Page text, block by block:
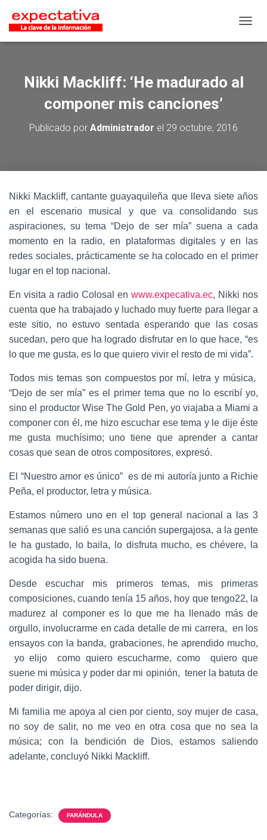
Nikki Mackliff: ‘He madurado al
componer mis canciones’
Publicado por Administrador el 29 octubre, 2016
Nikki Mackliff, cantante guayaquileña que lleva siete años
en el escenario musical y que va consolidando sus
aspiraciones, su tema “Dejo de ser mía” suena a cada
momento en la radio, en plataformas digitales y en las
redes sociales, prácticamente se ha colocado en el primer
lugar en el top nacional.
En visita a radio Colosal en www.expecativa.ec, Nikki nos
cuenta que ha trabajado y luchado muy fuerte para llegar a
este sitio, no estuvo sentada esperando que las cosas
sucedan, pero que ha logrado disfrutar en lo que hace, “es
lo que me gusta, es lo que quiero vivir el resto de mi vida”.
Todos mis temas son compuestos por mí, letra y música,
“Dejo de ser mía” es el primer tema que no lo escribí yo,
sino el productor Wise The Gold Pen, yo viajaba a Miami a
componer con él, me hizo escuchar ese tema y le dije éste
me gusta muchísimo; uno tiene que aprender a cantar
cosas que sean de otros compositores, expresó.
El “Nuestro amor es único” es de mi autoría junto a Richie
Peña, el productor, letra y música.
Estamos número uno en el top general nacional a las 3
semanas que salió es una canción supergajosa, a la gente
le ha gustado, lo baila, lo disfruta mucho, es chévere, la
acogida ha sido buena.
Desde escuchar mis primeros temas, mis primeras
composiciones, cuando tenía 15 años, hoy que tengo22, la
madurez al componer es lo que me ha llenado más de
orgullo, involucrarme en cada detalle de mi carrera, en los
ensayos con la banda, grabaciones, he aprendido mucho,
yo elijo como quiero escucharme, como quiero que
suene mi música y poder dar mi opinión, tener la batuta de
poder dirigir, dijo.
Mi familia me apoya al cien por ciento, soy mujer de casa,
no soy de salir, no me veo en otra cosa que no sea la
música; con la bendición de Dios, estamos saliendo
adelante, concluyó Nikki Mackliff.
Categorías: FARÁNDULA